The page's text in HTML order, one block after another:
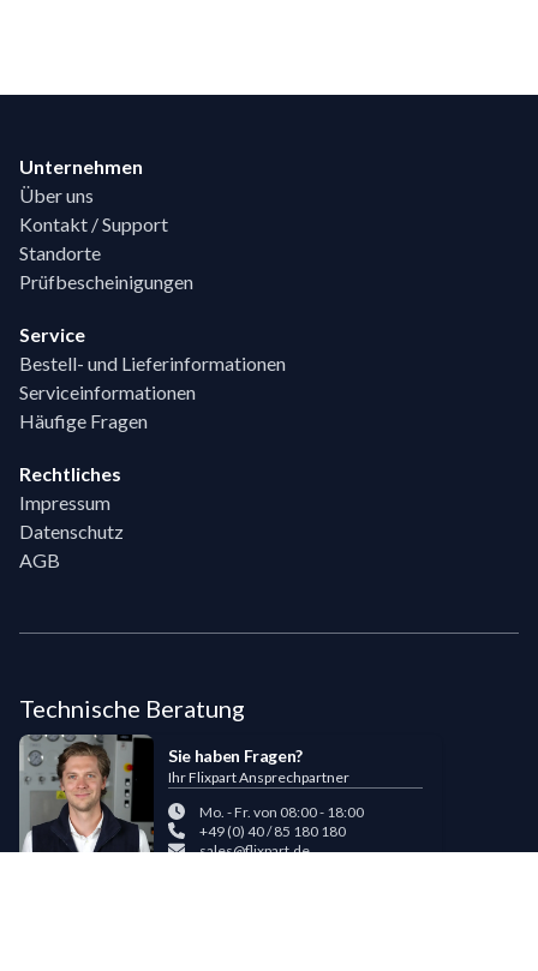
Unternehmen
Über uns
Kontakt / Support
Standorte
Prüfbescheinigungen
Service
Bestell- und Lieferinformationen
Serviceinformationen
Häufige Fragen
Rechtliches
Impressum
Datenschutz
AGB
Technische Beratung
Sie haben Fragen?
Ihr Flixpart Ansprechpartner
Mo. - Fr. von 08:00 - 18:00
+49 (0) 40 / 85 180 180
sales@flixpart.de